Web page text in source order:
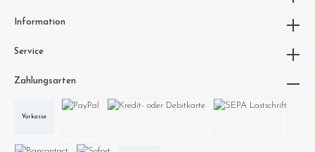
Zahlungsarten
Vorkasse
Information
Service